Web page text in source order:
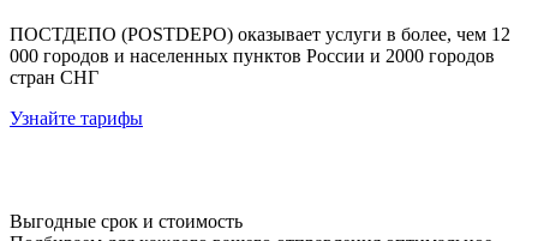
ПОСТДЕПО (POSTDEPO) оказывает услуги в более, чем 12
000 городов и населенных пунктов России и 2000 городов
стран СНГ
Узнайте тарифы
Выгодные срок и стоимость